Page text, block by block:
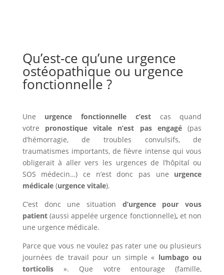
Qu’est-ce qu’une urgence
ostéopathique ou urgence
fonctionnelle ?
Une urgence fonctionnelle c’estcas quand
votre pronostique vitale n’est pas engagé(pas
d’hémorragie, de troubles convulsifs, de
traumatismes importants, de fièvre intense qui vous
obligerait à aller vers les urgences de l’hôpital ou
SOS médecin…) ce n’est donc pas une urgence
médicale(urgence vitale).
C’est donc une situation d’urgence pour vous
patient(aussi appelée urgence fonctionnelle), et non
une urgence médicale.
Parce que vous ne voulez pas rater une ou plusieurs
journées de travail pour un simple « lumbago ou
torticolis». Que votre entourage (famille,